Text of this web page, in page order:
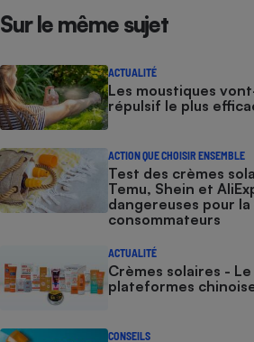
Sur le même sujet
ACTUALITÉ
Les moustiques
répulsif le plus
ACTION QUE CHOISIR ENSEMBLE
Test des crèmes
Temu, Shein et
dangereuses pour
consommateurs
ACTUALITÉ
Crèmes solaires -
plateformes
CONSEILS